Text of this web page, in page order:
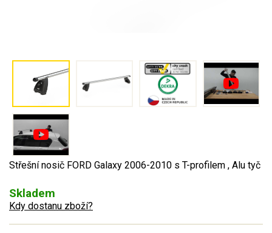
Střešní nosič FORD Galaxy 2006-2010 s T-profilem , Alu tyč
Skladem
Kdy dostanu zboží?